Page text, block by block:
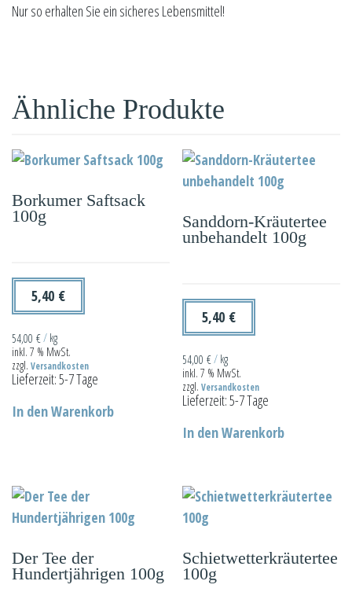
Nur so erhalten Sie ein sicheres Lebensmittel!
Ähnliche Produkte
Borkumer Saftsack
100g
5,40 €
54,00 €/ kg
inkl. 7 % MwSt.
zzgl. Versandkosten
Lieferzeit:5-7 Tage
In den Warenkorb
Sanddorn-Kräutertee
unbehandelt 100g
5,40 €
54,00€/ kg
inkl. 7 % MwSt.
zzgl.Versandkosten
Lieferzeit:5-7 Tage
In den Warenkorb
Der Tee der
Hundertjährigen 100g
Schietwetterkräutertee
100g